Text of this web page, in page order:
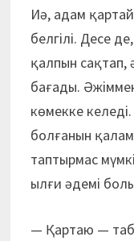
Иә, адам
белгілі. Десе
қалпын сақтап,
бағады.
көмекке
болғанын
таптырмас
ылғи әдемі
— Қартаю —